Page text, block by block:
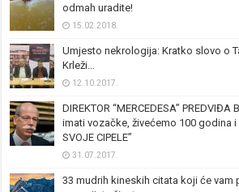
odmah uradite!
15.02.2018.
Umjesto nekrologija: Kratko slovo o
Krleži…
12.10.2017.
DIREKTOR “MERCEDESA” PREDVIĐA
imati vozačke, živećemo 100 godina
SVOJE CIPELE”
31.07.2017.
33 mudrih kineskih citata koji će vam